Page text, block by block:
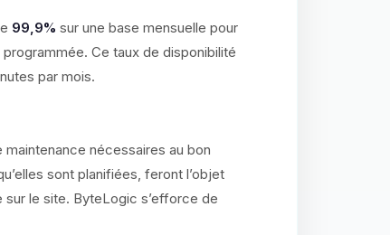
99,9% sur une base mensuelle pour
Ce taux de disponibilité
par mois.
nécessaires au bon
sont planifiées, feront l’objet
sur le site. ByteLogic s’efforce de